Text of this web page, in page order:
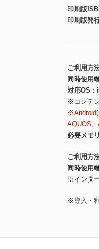
印刷版
印刷版発
ご利用方
同時使用
対応OS
※コンテ
※Android
AQUOS
必要メモ
ご利用方
同時使用
※インタ
※導入・